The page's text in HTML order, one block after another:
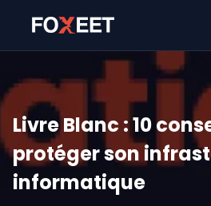
Livre Blanc : 10
protéger son
informatique